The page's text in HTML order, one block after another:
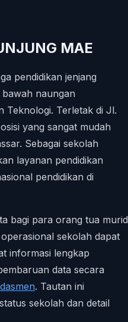
MAE
pendidikan jenjang
naungan
Teknologi. Terletak di Jl.
yang sangat mudah
Sebagai sekolah
layanan pendidikan
pendidikan di
bagi para orang tua murid
sekolah dapat
informasi lengkap
data secara
. Tautan ini
sekolah dan detail